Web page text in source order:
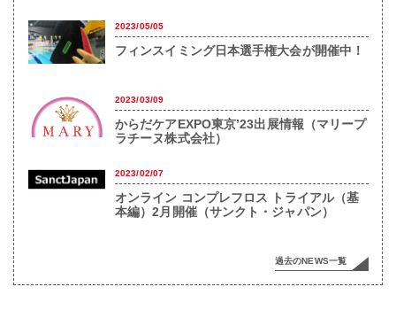
2023/05/05
フィンスイミング日本選手権大会が開催中！
2023/03/09
からだケアEXPO東京’23出展情報（マリープ
ラチーヌ株式会社）
2023/02/07
オンライン コンプレフロス トライアル（基
本編）2月開催（サンクト・ジャパン）
過去のNEWS一覧